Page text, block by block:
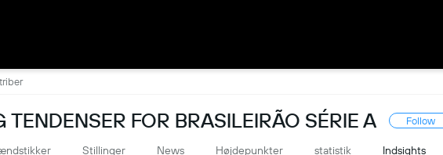
TENDENSER FOR BRASILEIRÃO SÉRIE A Follow
Stillinger News Højdepunkter statistik Indsights